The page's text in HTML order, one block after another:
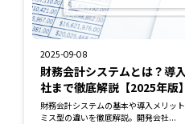
2025-09-08
財務会計システムとは？導
社まで徹底解説【2025年版】
財務会計システムの基本や導入メリッ
ミス型の違いを徹底解説。開発会社...